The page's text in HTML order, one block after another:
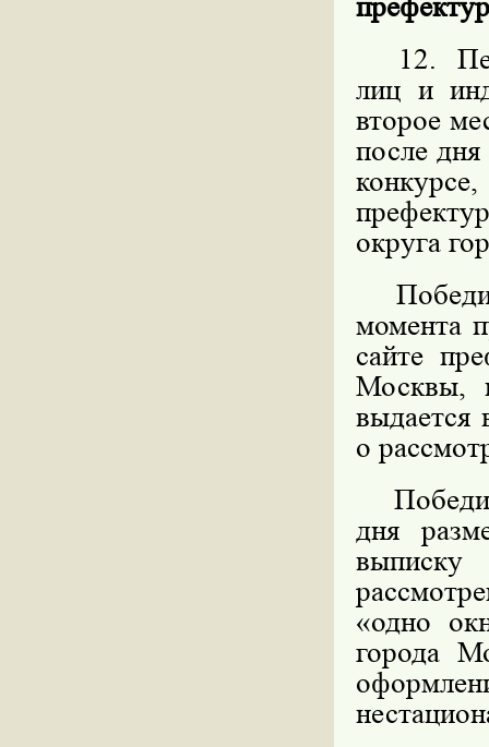
12.
лиц и
второе
после дня
округа
момента
сайте
Москвы,
выдается
о
дня
«одно
города